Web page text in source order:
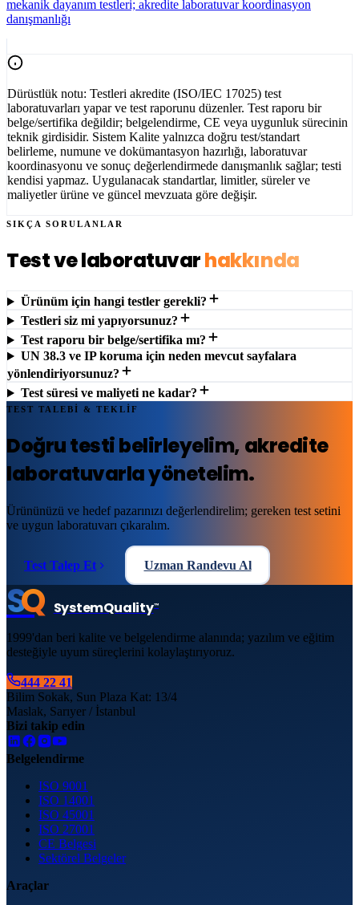
mekanik dayanım testleri; akredite laboratuvar koordinasyon
danışmanlığı
Dürüstlük notu: Testleri akredite (ISO/IEC 17025) test
laboratuvarları yapar ve test raporunu düzenler. Test raporu bir
belge/sertifika değildir; belgelendirme, CE veya uygunluk sürecinin
teknik girdisidir. Sistem Kalite yalnızca doğru test/standart
belirleme, numune ve dokümantasyon hazırlığı, laboratuvar
koordinasyonu ve sonuç değerlendirmede danışmanlık sağlar; testi
kendisi yapmaz. Uygulanacak standartlar, limitler, süreler ve
maliyetler ürüne ve güncel mevzuata göre değişir.
SIKÇA SORULANLAR
Test ve laboratuvarhakkında
Ürünüm için hangi testler gerekli?
Testleri siz mi yapıyorsunuz?
Test raporu bir belge/sertifika mı?
UN 38.3 ve IP koruma için neden mevcut sayfalara
yönlendiriyorsunuz?
Test süresi ve maliyeti ne kadar?
TEST TALEBİ & TEKLİF
Doğru testi belirleyelim, akredite
laboratuvarlayönetelim.
Ürününüzü ve hedef pazarınızı değerlendirelim; gereken test setini
ve uygun laboratuvarı çıkaralım.
Test Talep Et Uzman Randevu Al
SQ SystemQuality™
1999'dan beri kalite ve belgelendirme alanında; yazılım ve eğitim
desteğiyle uyum süreçlerini kolaylaştırıyoruz.
444 22 41
Bilim Sokak, Sun Plaza Kat: 13/4
Maslak, Sarıyer / İstanbul
Bizi takip edin
Belgelendirme
ISO 9001
ISO 14001
ISO 45001
ISO 27001
CE Belgesi
Sektörel Belgeler
Araçlar